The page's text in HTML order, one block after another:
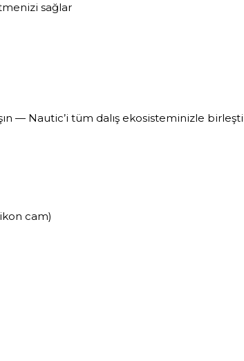
sağlar
— Nautic’i tüm dalış ekosisteminizle
cam)